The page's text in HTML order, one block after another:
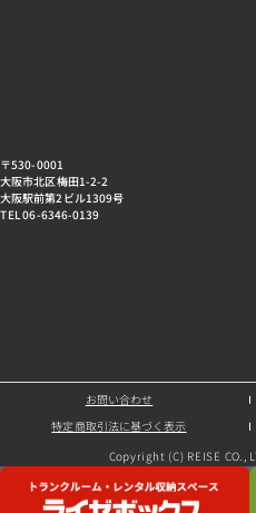
〒530-0001
大阪市北区梅田1-2-2
大阪駅前第2ビル1309号
TEL 06-6346-0139
お問い合わせ
特定商取引法に基づく表示
Copyright (C) REISE CO.,